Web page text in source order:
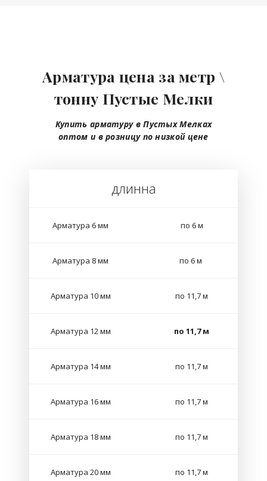
Арматура цена за метр \
тонну Пустые Мелки
Купить арматуру в Пустых Мелках
оптом и в розницу по низкой цене
длинна
Арматура 6 мм по 6 м
Арматура 8 мм по 6 м
Арматура 10 мм по 11,7 м
Арматура 12 мм по 11,7 м
Арматура 14 мм по 11,7 м
Арматура 16 мм по 11,7 м
Арматура 18 мм по 11,7 м
Арматура 20 мм по 11,7 м